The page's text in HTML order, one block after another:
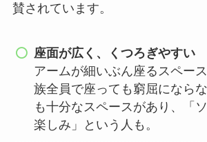
賛されています。
座面が広く、くつろぎやすい
アームが細いぶん座るスペー
族全員で座っても窮屈になら
も十分なスペースがあり、「
楽しみ」という人も。